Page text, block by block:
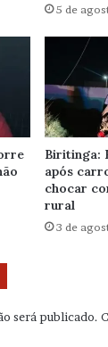
5 de
Biritinga:
após
chocar
rural
3 de
será publicado.